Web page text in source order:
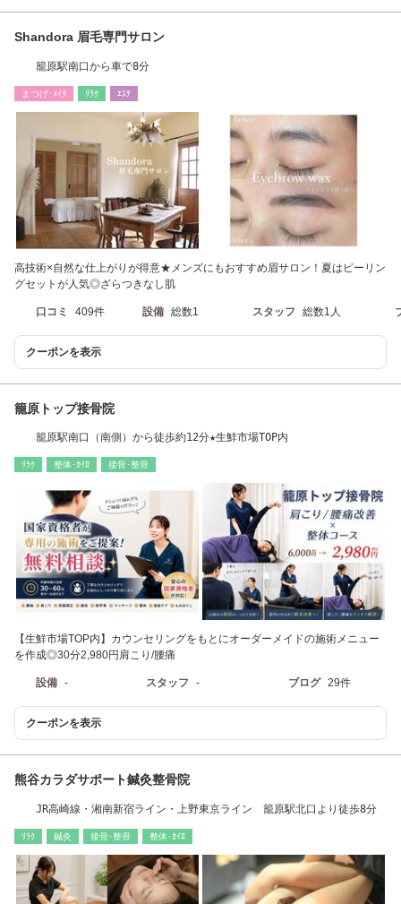
Shandora 眉毛専門サロン
籠原駅南口から車で8分
まつげ･ﾒｲｸ ﾘﾗｸ ｴｽﾃ
高技術×自然な仕上がりが得意★メンズにもおすすめ眉サロン！夏はピーリン
グセットが人気◎ざらつきなし肌
口コミ 409件 設備 総数1 スタッフ 総数1人
クーポンを表示
籠原トップ接骨院
籠原駅南口（南側）から徒歩約12分★生鮮市場TOP内
ﾘﾗｸ 整体･ｶｲﾛ 接骨･整骨
【生鮮市場TOP内】カウンセリングをもとにオーダーメイドの施術メニュー
を作成◎30分2,980円肩こり/腰痛
設備 - スタッフ - ブログ 29件
クーポンを表示
熊谷カラダサポート鍼灸整骨院
JR高崎線・湘南新宿ライン・上野東京ライン 籠原駅北口より徒歩8分
ﾘﾗｸ 鍼灸 接骨･整骨 整体･ｶｲﾛ